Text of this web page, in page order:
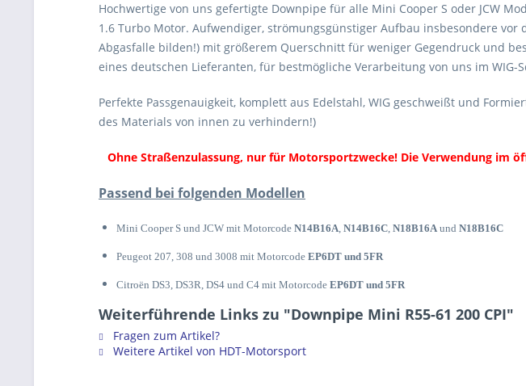
Hochwertige von uns gefertigte Downpipe für alle Mini Cooper S oder JCW
1.6 Turbo Motor. Aufwendiger, strömungsgünstiger Aufbau insbesondere
Abgasfalle bilden!) mit größerem Querschnitt für weniger Gegendruck und
eines deutschen Lieferanten, für bestmögliche Verarbeitung von uns im
Perfekte Passgenauigkeit, komplett aus Edelstahl, WIG geschweißt und
des Materials von innen zu verhindern!)
Ohne Straßenzulassung, nur für Motorsportzwecke! Die Verwendung im
Passend bei folgenden Modellen
Mini Cooper S und JCW mit Motorcode N14B16A, N14B16C, N18B16Aund N18B16C
Peugeot 207, 308 und 3008 mit Motorcode EP6DT und 5FR
Citroën DS3, DS3R, DS4 und C4 mit Motorcode EP6DT und 5FR
Weiterführende Links zu "Downpipe Mini R55-61 200 CPI"
Fragen zum Artikel?
Weitere Artikel von HDT-Motorsport